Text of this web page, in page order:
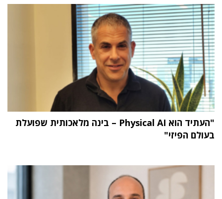
"העתיד הוא Physical AI – בינה מלאכותית שפועלת
בעולם הפיזי"